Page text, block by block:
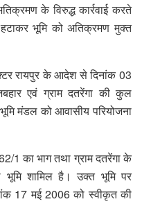
के विरुद्ध कार्रवाई करते
भूमि को अतिक्रमण मुक्त
रायपुर के आदेश से दिनांक 03
एवं ग्राम दतरेंगा की कुल
मंडल को आवासीय परियोजना
1 का भाग तथा ग्राम दतरेंगा के
शामिल है। उक्त भूमि पर
17 मई 2006 को स्वीकृत की